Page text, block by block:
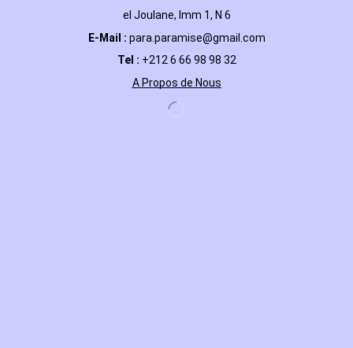
el Joulane, Imm 1, N 6
E-Mail : para.paramise@gmail.com
Tel : +212 6 66 98 98 32
A Propos de Nous